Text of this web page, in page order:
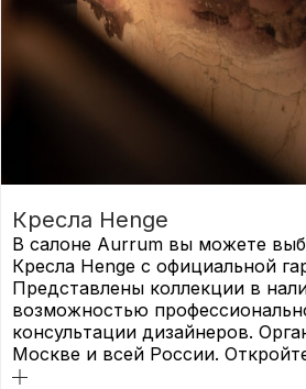
Кресла Henge
В салоне Aurrum вы можете
Кресла Henge с официальной
Представлены коллекции в
возможностью
консультации дизайнеров.
Москве и всей России.
подробнее